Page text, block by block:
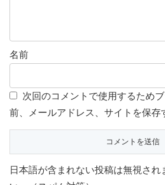
名前
次回のコメントで使用するため
前、メールアドレス、サイトを保存
日本語が含まれない投稿は無視され